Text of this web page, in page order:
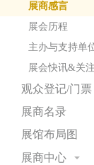
展商感言
展会历程
主办与支持单
展会快讯&关
观众登记/门票
展商名录
展馆布局图
展商中心